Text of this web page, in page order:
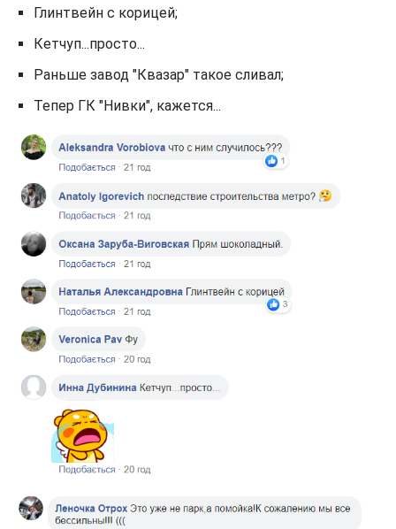
Глинтвейн с корицей;
Кетчуп...просто...
Раньше завод "Квазар" такое сливал;
Тепер ГК "Нивки", кажется...